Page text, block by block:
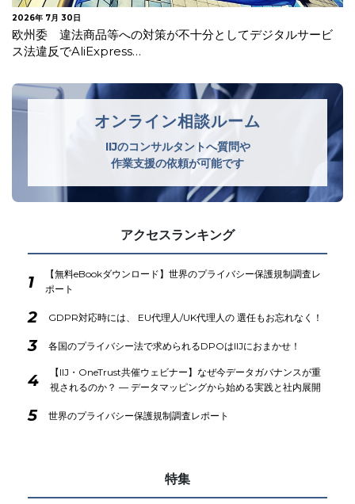
2026年 7月 27日
【更新】EUがAI法一部改正を採択
オンライン相談ルーム
IIJのコンサルタントへ質問や
作業支援の依頼が可能です
アクセスランキング
1
【無料eBookダウンロード】世界のプライバシー保護規制調査レ
ポート
2 GDPR対応時には、 EU代理人/UK代理人の 選任もお忘れなく！
3 各国のプライバシー法で求められるDPOはIIJにおまかせ！
4
【IIJ・OneTrust共催ウェビナー】なぜ今データガバナンスが重
視されるのか？ ― データマッピングから始める実践と社内展開
5 世界のプライバシー保護規制調査レポート
特集